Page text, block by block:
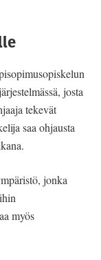
josta
tekevät
saa ohjausta
jonka
myös